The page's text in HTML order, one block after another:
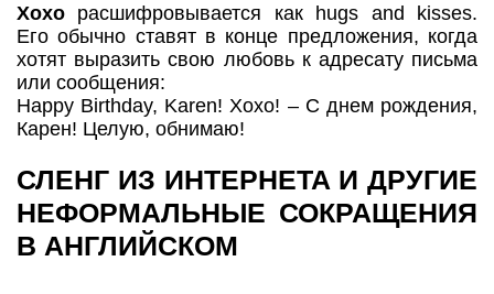
Xoxo расшифровывается как hugs and kisses.
Его обычно ставят в конце предложения, когда
хотят выразить свою любовь к адресату письма
или сообщения:
Happy Birthday, Karen! Xoxo! – С днем рождения,
Карен! Целую, обнимаю!
СЛЕНГ ИЗ ИНТЕРНЕТА И ДРУГИЕ
НЕФОРМАЛЬНЫЕ СОКРАЩЕНИЯ
В АНГЛИЙСКОМ